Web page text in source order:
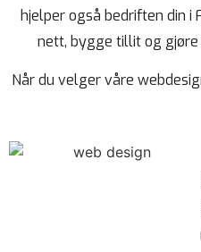
hjelper også bedriften din i
nett, bygge tillit og gjøre
Når du velger våre